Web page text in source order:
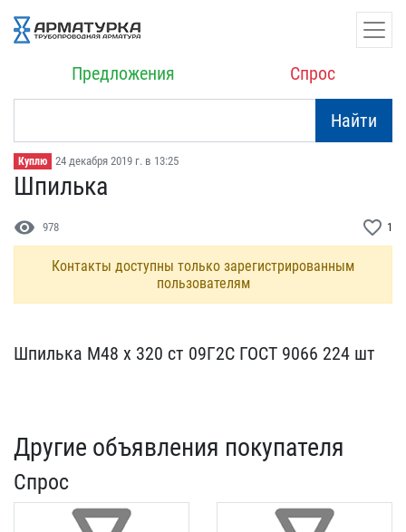
Предложения Спрос
Найти
Куплю 24 декабря 2019 г. в 13:25
Шпилька
visibility 978 favorite_border 1
Контакты доступны только зарегистрированным
пользователям
Шпилька М48 х 320 ст 09Г​2С ГОСТ 9066 224 шт
Другие объявления покупателя
Спрос